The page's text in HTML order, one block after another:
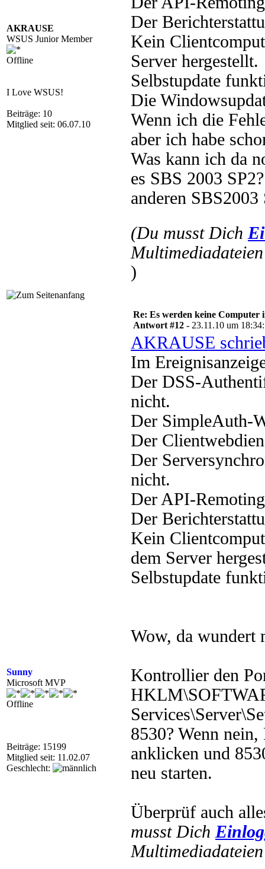
AKRAUSE
WSUS Junior Member
Offline
I Love WSUS!
Beiträge: 10
Mitglied seit: 06.07.10
Der
Kein
Server hergestellt.
Selbstupdate
Die
Wenn ich die
aber ich habe
Was kann ich da
es SBS 2003
anderen
(Du musst Dich
)
Sunny
Microsoft MVP
Offline
Beiträge: 15199
Mitglied seit: 11.02.07
Geschlecht:
Re: Es werden keine Computer
Antwort #12 - 23.11.10 um
AKRAUSE
Im
Der DSS-
nicht.
Der SimpleAuth-
Der
Der
nicht.
Der API-
Der
Kein
dem Server
Selbstupdate
Wow, da wundert
Kontrollier den
8530? Wenn
anklicken und
neu starten.
Überprüf auch
musst Dich